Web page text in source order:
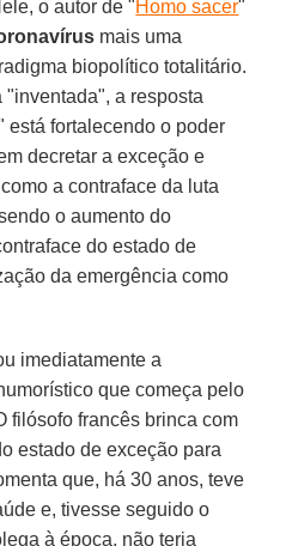
o autor de "Homo sacer"
mais uma
biopolítico totalitário.
a resposta
fortalecendo o poder
decretar a exceção e
a contraface da luta
o aumento do
do estado de
da emergência como
imediatamente a
que começa pelo
filósofo francês brinca com
estado de exceção para
que, há 30 anos, teve
e, tivesse seguido o
à época, não teria